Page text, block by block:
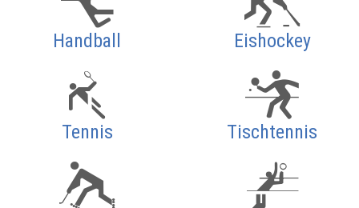
Handball Eishockey
Tennis Tischtennis